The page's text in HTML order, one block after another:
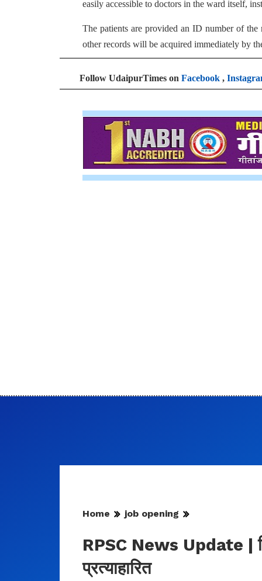
easily accessible to doctors in the ward itself,
The patients are provided an ID number of
other records will be acquired immediately by
Follow UdaipurTimes on Facebook ,
Home job opening
RPSC News Update |
प्रत्याहारित